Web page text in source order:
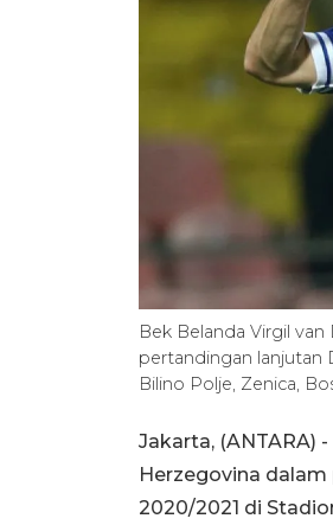
Bek Belanda Virgil
pertandingan lanjutan
Bilino Polje, Zenica,
Jakarta, (ANTARA)
Herzegovina dalam
2020/2021 di